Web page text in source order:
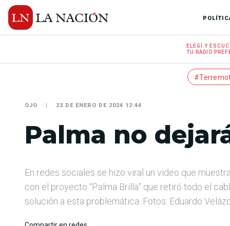
ELEGÍ Y
TU RADIO
OJO 23 DE ENERO DE 2024 12:44
Palma no
En redes sociales se hizo viral un video que
con el proyecto “Palma Brilla” que retiró todo el
solución a esta problemática. Fotos: Eduardo